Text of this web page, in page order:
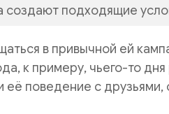
создают подходящие
в привычной ей
к примеру, чьего-то
её поведение с